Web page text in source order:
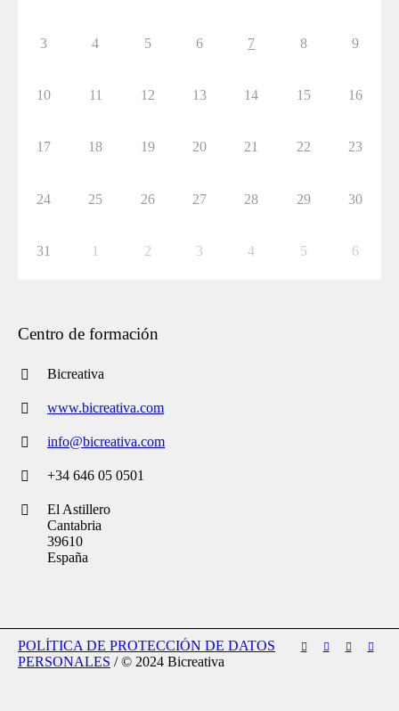
3 4 5 6 7 8 9
10 11 12 13 14 15 16
17 18 19 20 21 22 23
24 25 26 27 28 29 30
31 1 2 3 4 5 6
Centro de formación
Bicreativa
www.bicreativa.com
info@bicreativa.com
+34 646 05 0501
El Astillero
Cantabria
39610
España
POLÍTICA DE PROTECCIÓN DE DATOS
PERSONALES / © 2024 Bicreativa